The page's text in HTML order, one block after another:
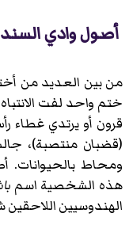
أصول وادي السند
من بين العديد من
ختم واحد لفت
قرون أو يرتدي غطاء
(قضبان منتصبة)،
ومحاط بالحيوانات.
هذه الشخصية اسم
الهندوسيين اللاحقين